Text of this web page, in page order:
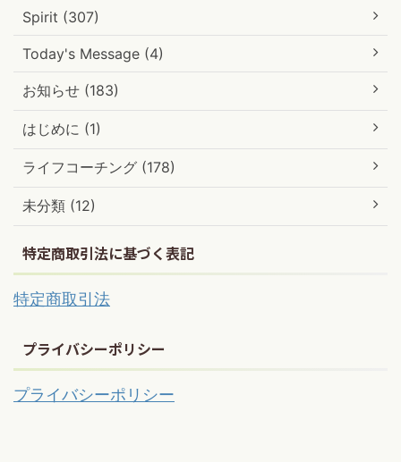
Spirit (307)
Today's Message (4)
お知らせ (183)
はじめに (1)
ライフコーチング (178)
未分類 (12)
特定商取引法に基づく表記
特定商取引法
プライバシーポリシー
プライバシーポリシー